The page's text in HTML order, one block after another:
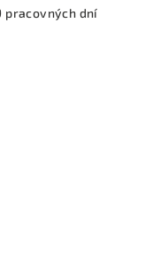
pracovných dní